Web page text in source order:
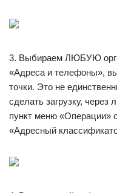
3. Выбираем ЛЮБУЮ
«Адреса и телефоны»,
точки. Это не
сделать загрузку, через
пункт меню «Операции»
«Адресный